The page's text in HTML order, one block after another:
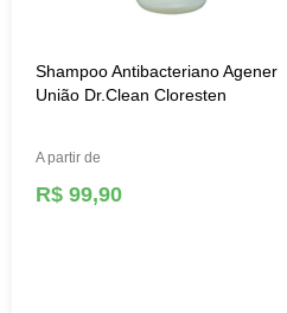
Shampoo Antibacteriano Agener
União Dr.Clean Cloresten
A partir de
R$ 99,90